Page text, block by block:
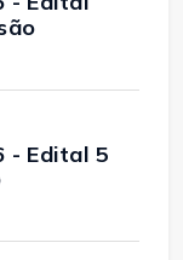
- Edital 5